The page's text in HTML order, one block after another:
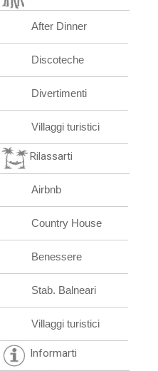
After Dinner
Discoteche
Divertimenti
Villaggi turistici
Rilassarti
Airbnb
Country House
Benessere
Stab. Balneari
Villaggi turistici
Informarti